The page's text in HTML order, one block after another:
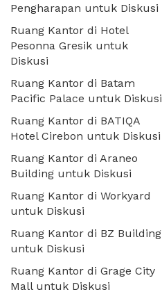
Pengharapan untuk Diskusi
Ruang Kantor di Hotel
Pesonna Gresik untuk
Diskusi
Ruang Kantor di Batam
Pacific Palace untuk Diskusi
Ruang Kantor di BATIQA
Hotel Cirebon untuk Diskusi
Ruang Kantor di Araneo
Building untuk Diskusi
Ruang Kantor di Workyard
untuk Diskusi
Ruang Kantor di BZ Building
untuk Diskusi
Ruang Kantor di Grage City
Mall untuk Diskusi